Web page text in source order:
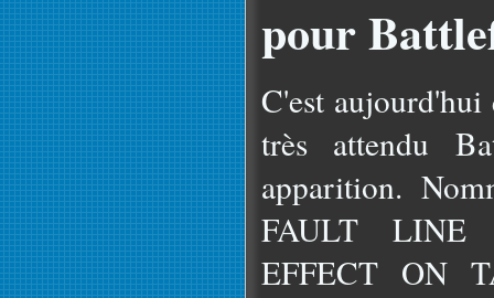
pour
C'est
très attendu
apparition.
FAULT LINE
EFFECT ON